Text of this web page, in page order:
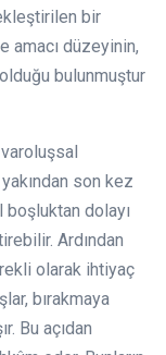
bir
amacı düzeyinin,
bulunmuştur
son kez
boşluktan dolayı
Ardından
olarak ihtiyaç
bırakmaya
Bu açıdan